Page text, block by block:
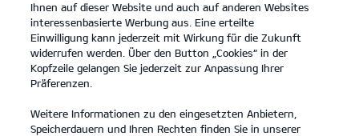
Modelle
Business
Angebote
Ihnen auf dieser Website und auch auf anderen Websites
interessenbasierte Werbung aus. Eine erteilte
Einwilligung kann jederzeit mit Wirkung für die Zukunft
widerrufen werden. Über den Button „Cookies“ in der
Kopfzeile gelangen Sie jederzeit zur Anpassung Ihrer
Präferenzen.
Weitere Informationen zu den eingesetzten Anbietern,
Speicherdauern und Ihren Rechten finden Sie in unserer